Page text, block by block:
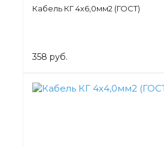
Кабель КГ 4х6,0мм2 (ГОСТ)
358 руб.